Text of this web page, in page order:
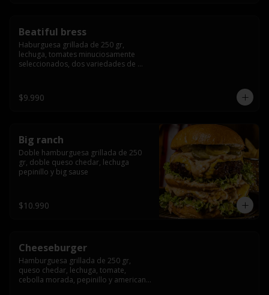
Beatiful bress
Haburguesa grillada de 250 gr,
lechuga, tomates minuciosamente
seleccionados, dos variedades de
lentamente en el grill, para finalizar
todo con una envolvente salsa cristal
$9.990
Big ranch
Doble hamburguesa grillada de 250
gr, doble queso chedar, lechuga
pepinillo y big sause
$10.990
Cheeseburger
Hamburguesa grillada de 250 gr,
queso chedar, lechuga, tomate,
cebolla morada, pepinillo y american